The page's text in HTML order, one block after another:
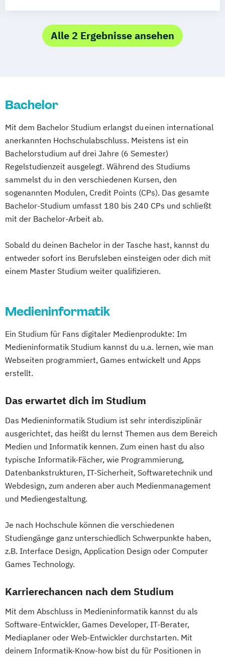
Kunst-Medien-Ästhetische Bildung
Kunstwissenschaft und Filmwissenschaft
Alle 2 Ergebnisse ansehen
Bachelor
Mit dem Bachelor Studium erlangst du einen international
anerkannten Hochschulabschluss. Meistens ist ein
Bachelorstudium auf drei Jahre (6 Semester)
Regelstudienzeit ausgelegt. Während des Studiums
sammelst du in den verschiedenen Kursen, den
sogenannten Modulen, Credit Points (CPs). Das gesamte
Bachelor-Studium umfasst 180 bis 240 CPs und schließt
mit der Bachelor-Arbeit ab.
Sobald du deinen Bachelor in der Tasche hast, kannst du
entweder sofort ins Berufsleben einsteigen oder dich mit
einem Master Studium weiter qualifizieren.
Medieninformatik
Ein Studium für Fans digitaler Medienprodukte: Im
Medieninformatik Studium kannst du u.a. lernen, wie man
Webseiten programmiert, Games entwickelt und Apps
erstellt.
Das erwartet dich im Studium
Das Medieninformatik Studium ist sehr interdisziplinär
ausgerichtet, das heißt du lernst Themen aus dem Bereich
Medien und Informatik kennen. Zum einen hast du also
typische Informatik-Fächer, wie Programmierung,
Datenbankstrukturen, IT-Sicherheit, Softwaretechnik und
Webdesign, zum anderen aber auch Medienmanagement
und Mediengestaltung.
Je nach Hochschule können die verschiedenen
Studiengänge ganz unterschiedlich Schwerpunkte haben,
z.B. Interface Design, Application Design oder Computer
Games Technology.
Karrierechancen nach dem Studium
Mit dem Abschluss in Medieninformatik kannst du als
Software-Entwickler, Games Developer, IT-Berater,
Mediaplaner oder Web-Entwickler durchstarten. Mit
deinem Informatik-Know-how bist du für Positionen in